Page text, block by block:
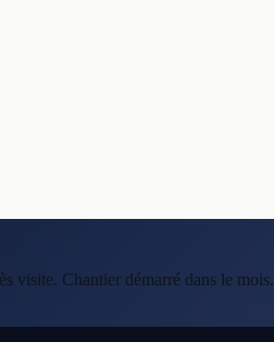
visite. Chantier démarré dans le mois.